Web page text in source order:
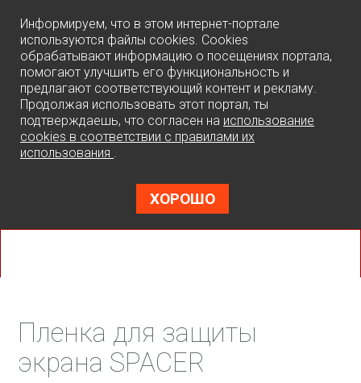
Информируем, что в этом интернет-портале
используются файлы cookies. Cookies
обрабатывают информацию о посещениях портала,
помогают улучшить его функциональность и
предлагают соответствующий контент и рекламу.
Продолжая использовать этот портал, ты
подтверждаешь, что согласен на использование
cookies в соответствии с правилами их
использования .
ХОРОШО
Пленка для защиты
экрана SPACER